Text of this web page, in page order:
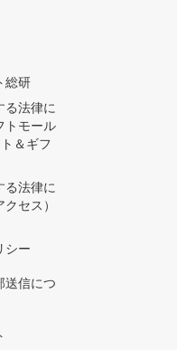
総研
る法律に
トモール
＆ギフ
る法律に
セス）
シー
送信につ